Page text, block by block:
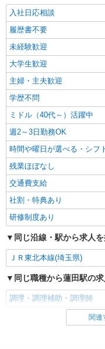
コンパスグループ・ジャ
調理
時給
(試用期間2ヶ月) 残
分単位
積
コンパスグループ・ジャ
シェ
月給
32万円(試用期
代を1
前職給
グ
田市
キープ
正社員
コンパスグループ・ジャ
調理師
月給28
31万円(試用期
代を1
前職給
積
3535）
入社日応相談
履歴書不要
未経験歓迎
大学生歓迎
主婦・主夫歓迎
学歴不問
ミドル（40代～）活躍中
週2～3日勤務OK
時間や曜日が選べる・シフ
残業ほぼなし
交通費支給
社割・特典あり
研修制度あり
同じ沿線・駅から求人
ＪＲ東北本線(埼玉県)
同じ職種から蓮田駅の
調理・調理補助・調理師
同じ雇用形態から蓮田関連